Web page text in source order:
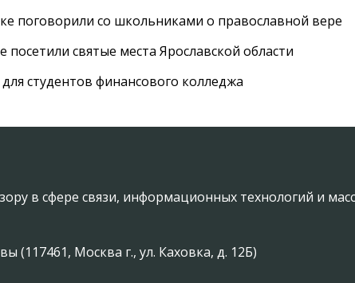
поговорили со школьниками о православной вере
святые места Ярославской области
студентов финансового колледжа
в сфере связи, информационных технологий и
(117461, Москва г., ул. Каховка, д. 12Б)